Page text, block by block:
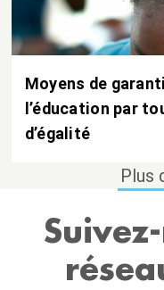
Moyens de
l’éducation par
d’égalité
Plus